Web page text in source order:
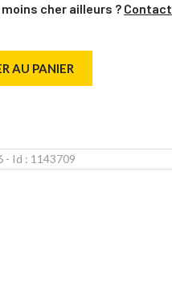
cher ailleurs ?
AU PANIER
- Id : 1143709